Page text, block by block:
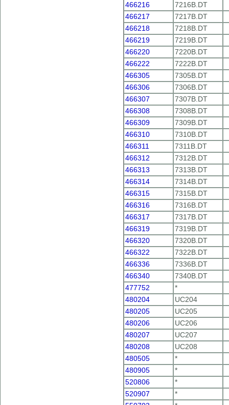
466216
7216B.DT
466217
7217B.DT
466218
7218B.DT
466219
7219В.DT
466220
7220B.DT
466222
7222B.DT
466305
7305B.DT
466306
7306B.DT
466307
7307B.DT
466308
7308B.DT
466309
7309B.DT
466310
7310B.DT
466311
7311В.DT
466312
7312B.DT
466313
7313B.DT
466314
7314B.DT
466315
7315B.DT
466316
7316B.DT
466317
7317B.DT
466319
7319B.DT
466320
7320B.DT
466322
7322B.DT
466336
7336B.DT
466340
7340B.DT
477752
*
480204
UC204
480205
UC205
480206
UC206
480207
UC207
480208
UC208
480505
*
480905
*
520806
*
520907
*